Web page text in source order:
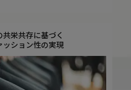
栄共存に基づく
ッション性の実現